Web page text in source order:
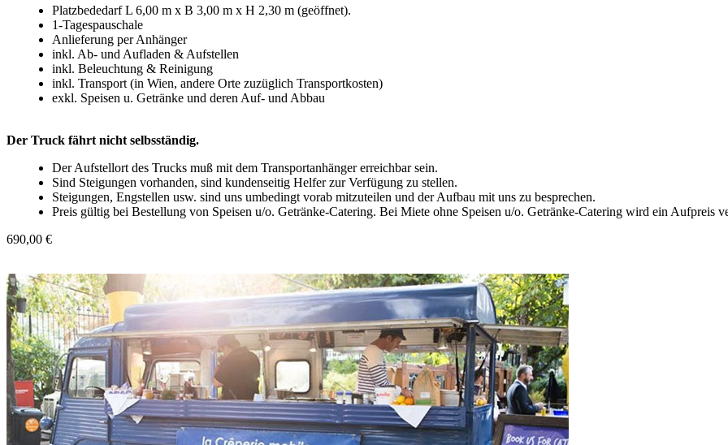
Platzbededarf L 6,00 m x B 3,00 m x H 2,30 m (geöffnet).
1-Tagespauschale
Anlieferung per Anhänger
inkl. Ab- und Aufladen & Aufstellen
inkl. Beleuchtung & Reinigung
inkl. Transport (in Wien, andere Orte zuzüglich Transportkosten)
exkl. Speisen u. Getränke und deren Auf- und Abbau
Der Truck fährt nicht selbsständig.
Der Aufstellort des Trucks muß mit dem Transportanhänger erreichbar sein.
Sind Steigungen vorhanden, sind kundenseitig Helfer zur Verfügung zu stellen.
Steigungen, Engstellen usw. sind uns umbedingt vorab mitzuteilen und der Aufbau mit uns zu besprechen.
Preis gültig bei Bestellung von Speisen u/o. Getränke-Catering. Bei Miete ohne Speisen u/o. Getränke-Catering wird ein Aufpreis
690,00 €